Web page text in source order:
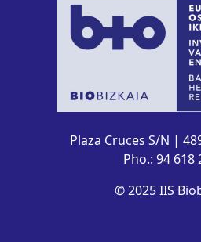
Plaza Cruces S/N |
Pho.: 94 618
© 2025 IIS